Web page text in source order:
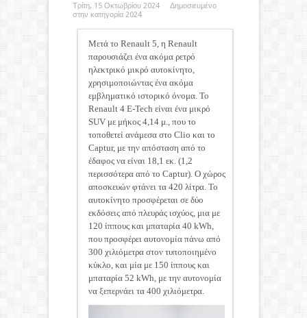
Τρίτη, 15 Οκτωβρίου 2024 Δημοσιευμένο
στην κατηγορία 2024
Μετά το Renault 5, η Renault
παρουσιάζει ένα ακόμα ρετρό
ηλεκτρικό μικρό αυτοκίνητο,
χρησιμοποιώντας ένα ακόμα
εμβληματικό ιστορικό όνομα. Το
Renault 4 E-Tech είναι ένα μικρό
SUV με μήκος 4,14 μ., που το
τοποθετεί ανάμεσα στο Clio και το
Captur, με την απόσταση από το
έδαφος να είναι 18,1 εκ. (1,2
περισσότερα από το Captur). Ο χώρος
αποσκευών φτάνει τα 420 λίτρα. Το
αυτοκίνητο προσφέρεται σε δύο
εκδόσεις από πλευράς ισχύος, μια με
120 ίππους και μπαταρία 40 kWh,
που προσφέρει αυτονομία πάνω από
300 χιλιόμετρα στον τυποποιημένο
κύκλο, και μία με 150 ίππους και
μπαταρία 52 kWh, με την αυτονομία
να ξεπερνάει τα 400 χιλιόμετρα.